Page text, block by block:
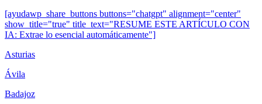
[ayudawp_share_buttons buttons="chatgpt" alignment="center"
show_title="true" title_text="RESUME ESTE ARTÍCULO CON
IA: Extrae lo esencial automáticamente"]
Asturias
Ávila
Badajoz